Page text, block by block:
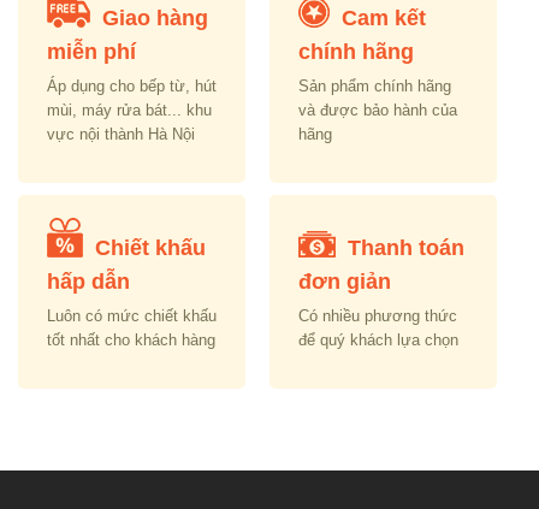
Giao hàng
miễn phí
Áp dụng cho bếp từ, hút
mùi, máy rửa bát... khu
vực nội thành Hà Nội
Cam kết
chính hãng
Sản phẩm chính hãng
và được bảo hành của
hãng
Chiết khấu
hấp dẫn
Luôn có mức chiết khấu
tốt nhất cho khách hàng
Thanh toán
đơn giản
Có nhiều phương thức
để quý khách lựa chọn